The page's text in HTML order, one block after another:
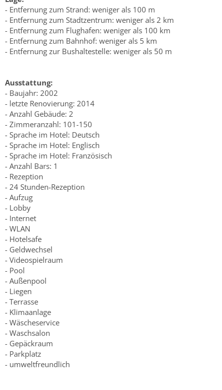
- Entfernung zum Strand: weniger als 100 m
- Entfernung zum Stadtzentrum: weniger als 2 km
- Entfernung zum Flughafen: weniger als 100 km
- Entfernung zum Bahnhof: weniger als 5 km
- Entfernung zur Bushaltestelle: weniger als 50 m
Ausstattung:
- Baujahr: 2002
- letzte Renovierung: 2014
- Anzahl Gebäude: 2
- Zimmeranzahl: 101-150
- Sprache im Hotel: Deutsch
- Sprache im Hotel: Englisch
- Sprache im Hotel: Französisch
- Anzahl Bars: 1
- Rezeption
- 24 Stunden-Rezeption
- Aufzug
- Lobby
- Internet
- WLAN
- Hotelsafe
- Geldwechsel
- Videospielraum
- Pool
- Außenpool
- Liegen
- Terrasse
- Klimaanlage
- Wäscheservice
- Waschsalon
- Gepäckraum
- Parkplatz
- umweltfreundlich